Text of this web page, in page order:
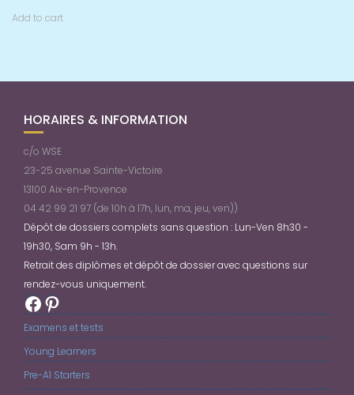
Add to cart
HORAIRES & INFORMATION
c/o WSE
23-25 avenue Sainte-Victoire
13100 Aix-en-Provence
04 42 99 21 97 (de 10h à 17h, lun, ma, jeu, ven))
Dépôt de dossiers complets sans question : Lun-Ven 8h30 -
19h30, Sam 9h - 13h.
Retrait des diplômes et dépôt de dossier avec questions sur
rendez-vous uniquement.
Facebook
Pinterest
Examens et tests
Young Learners
Pre-A1 Starters